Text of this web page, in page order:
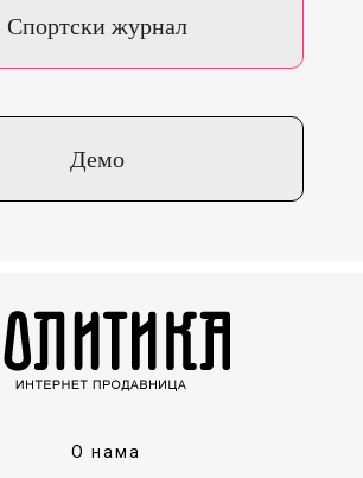
Спортски журнал
Демо
О нама